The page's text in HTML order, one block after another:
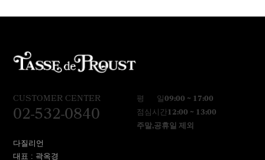
CUSTOMER CENTER
02-532-0840
평 일09:00 ~ 17:00
점심시간12:00 ~ 13:00
주말,공휴일 제외
다질리언
대표 : 곽옥경